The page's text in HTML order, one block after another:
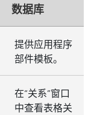
数据库
提供应用程序
部件模板。
在“关系”窗口
中查看表格关